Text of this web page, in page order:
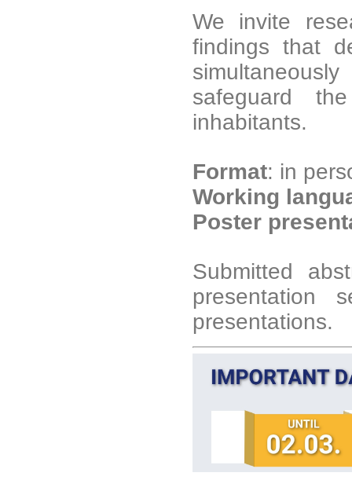
We invite
findings that
safeguard
inhabitants.
Format: in
Working
Poster
Submitted
presentation
presentations.